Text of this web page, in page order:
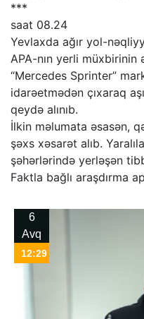
***
saat 08.24
Yevlaxda ağır yol-
APA-nın yerli
“Mercedes Sprinter”
idarəetmədən çıxaraq
qeydə alınıb.
İlkin məlumata əsasən,
şəxs xəsarət alıb.
şəhərlərində yerləşən
Faktla bağlı araşdırma
6
Avq
12:29